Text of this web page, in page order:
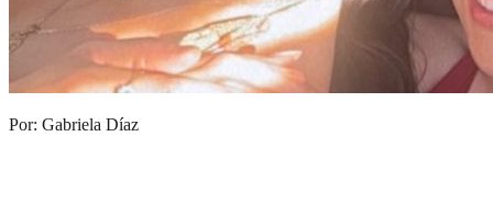
Por: Gabriela Díaz